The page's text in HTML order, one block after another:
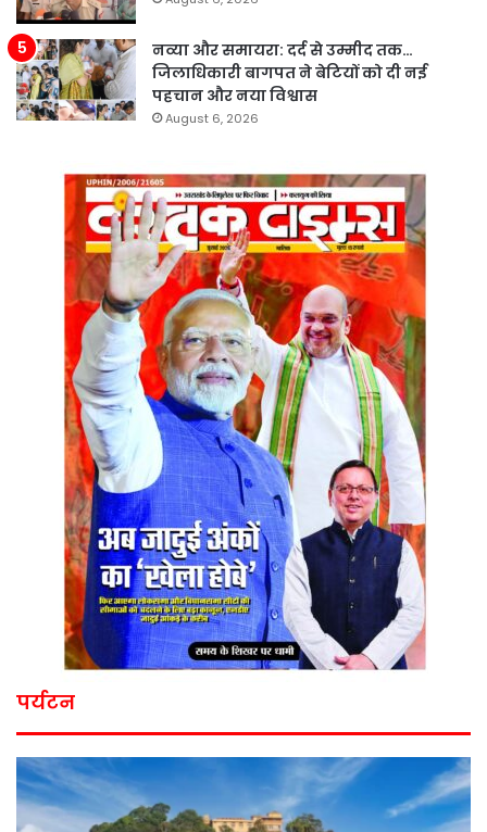
नव्या और समायरा: दर्द से उम्मीद तक…
जिलाधिकारी बागपत ने बेटियों को दी नई
पहचान और नया विश्वास
August 6, 2026
पर्यटन